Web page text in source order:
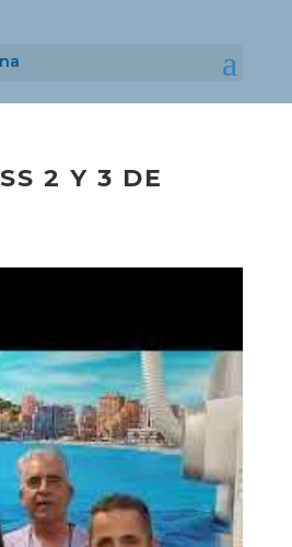
2 Y 3 DE